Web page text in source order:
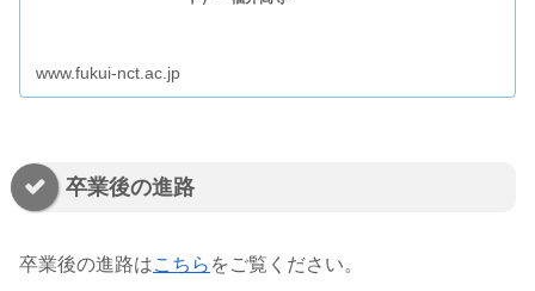
www.fukui-nct.ac.jp
卒業後の進路
卒業後の進路はこちら をご覧ください。